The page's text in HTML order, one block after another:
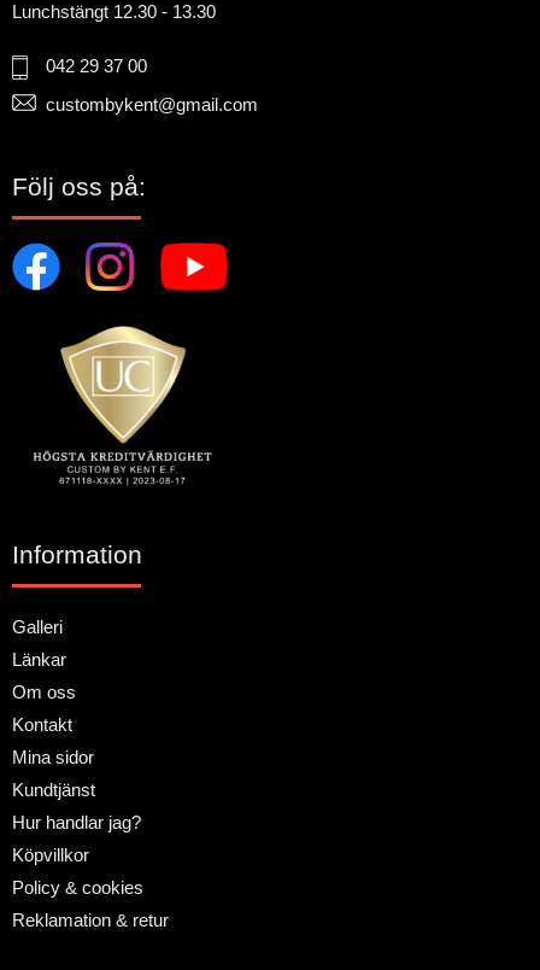
Lunchstängt 12.30 - 13.30
042 29 37 00
custombykent@gmail.com
Följ oss på:
Information
Galleri
Länkar
Om oss
Kontakt
Mina sidor
Kundtjänst
Hur handlar jag?
Köpvillkor
Policy & cookies
Reklamation & retur